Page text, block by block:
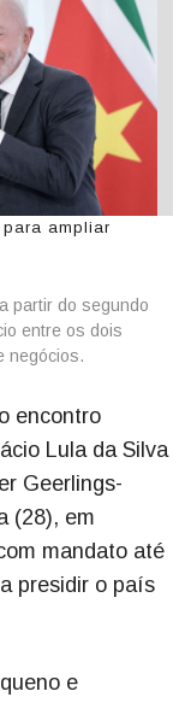
ampliar
partir do segundo
entre os dois
negócios.
encontro
Lula da Silva
Geerlings-
(28), em
mandato até
presidir o país
e